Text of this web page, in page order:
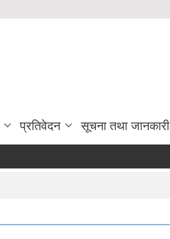
प्रतिवेदन सूचना तथा जानकारी